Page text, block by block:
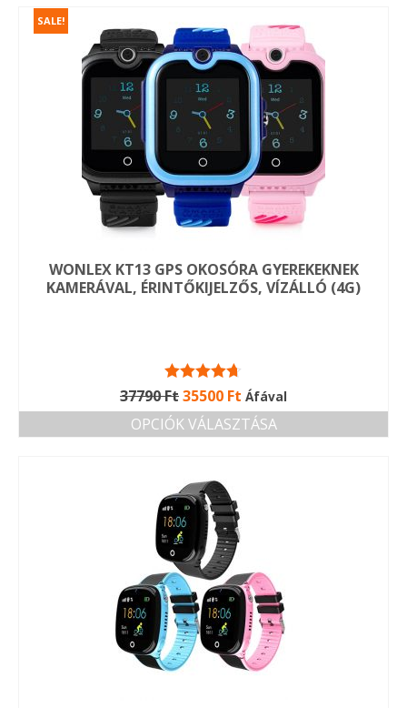
SALE!
WONLEX KT13 GPS OKOSÓRA GYEREKEKNEK
KAMERÁVAL, ÉRINTŐKIJELZŐS, VÍZÁLLÓ (4G)
Értékelés:
37790FtOriginal
price
was:
35500 Ft Current
price
is:
Áfával
OPCIÓK VÁLASZTÁSA
terméknek
több
variációja
van.
A
változatok
a
termékoldalon
választhatók
ki